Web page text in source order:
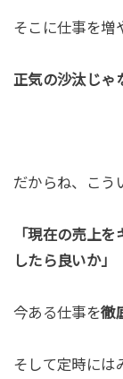
そこに仕事を増
正気の沙汰じゃ
だからね、こう
「現在の売上
したら良いか」
今ある仕事を徹
そして定時には